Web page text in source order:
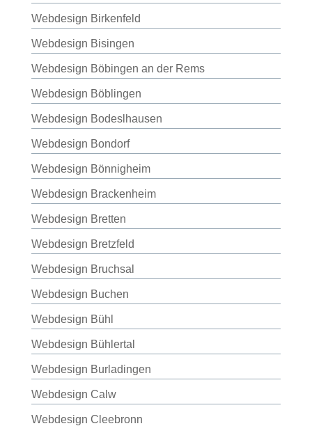
Webdesign Birkenfeld
Webdesign Bisingen
Webdesign Böbingen an der Rems
Webdesign Böblingen
Webdesign Bodeslhausen
Webdesign Bondorf
Webdesign Bönnigheim
Webdesign Brackenheim
Webdesign Bretten
Webdesign Bretzfeld
Webdesign Bruchsal
Webdesign Buchen
Webdesign Bühl
Webdesign Bühlertal
Webdesign Burladingen
Webdesign Calw
Webdesign Cleebronn